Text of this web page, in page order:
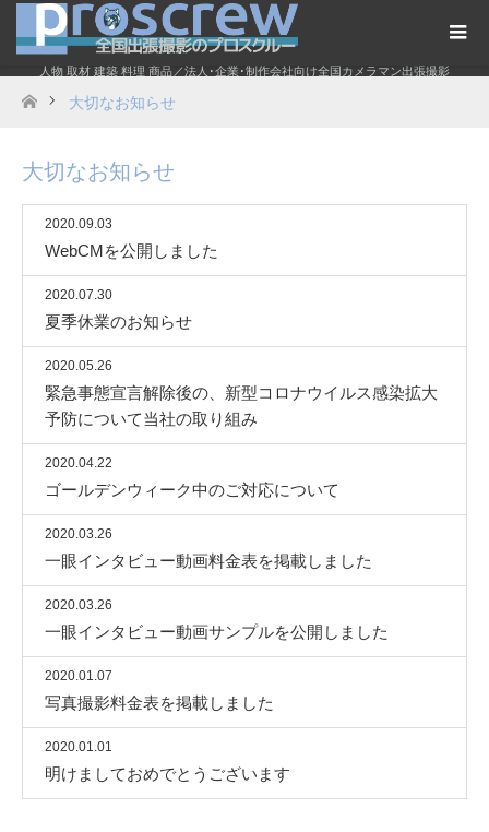
人物 取材 建築 料理 商品／法人･企業･制作会社向け全国カメラマン出張撮影
ホーム
大切なお知らせ
大切なお知らせ
2020.09.03
WebCMを公開しました
2020.07.30
夏季休業のお知らせ
2020.05.26
緊急事態宣言解除後の、新型コロナウイルス感染拡大
予防について当社の取り組み
2020.04.22
ゴールデンウィーク中のご対応について
2020.03.26
一眼インタビュー動画料金表を掲載しました
2020.03.26
一眼インタビュー動画サンプルを公開しました
2020.01.07
写真撮影料金表を掲載しました
2020.01.01
明けましておめでとうございます